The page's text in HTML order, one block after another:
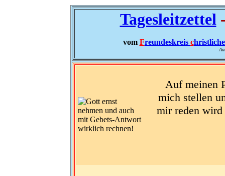
Tagesleitzettel
vom Freundeskreis c
Auf meinen
mich stellen
mir reden